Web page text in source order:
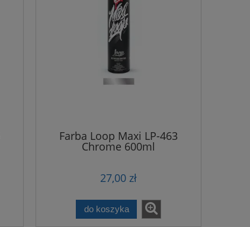
Farba Loop Maxi LP-463
Chrome 600ml
27,00 zł
do koszyka